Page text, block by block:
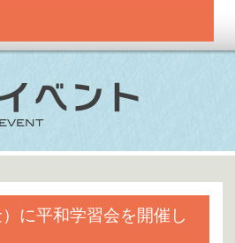
に平和学習会を開催し